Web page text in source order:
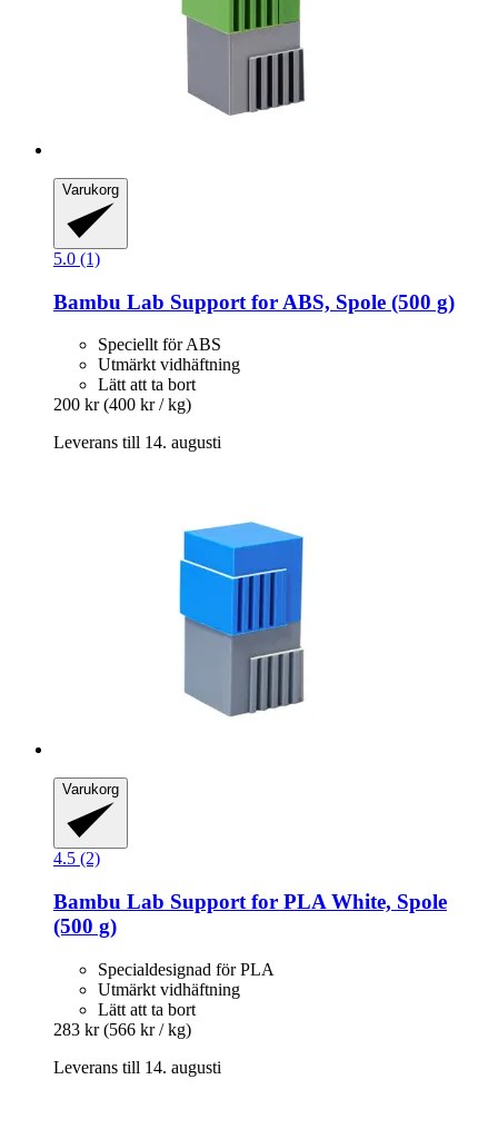
Varukorg
5.0 (1)
Bambu Lab Support for ABS, Spole (500 g)
Speciellt för ABS
Utmärkt vidhäftning
Lätt att ta bort
200 kr (400 kr / kg)
Leverans till 14. augusti
Varukorg
4.5 (2)
Bambu Lab Support for PLA White, Spole
(500 g)
Specialdesignad för PLA
Utmärkt vidhäftning
Lätt att ta bort
283 kr (566 kr / kg)
Leverans till 14. augusti